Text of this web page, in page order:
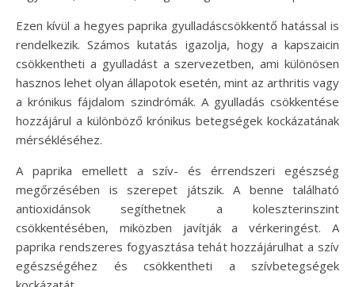
Ezen kívül a hegyes paprika gyulladáscsökkentő hatással is
rendelkezik. Számos kutatás igazolja, hogy a kapszaicin
csökkentheti a gyulladást a szervezetben, ami különösen
hasznos lehet olyan állapotok esetén, mint az arthritis vagy
a krónikus fájdalom szindrómák. A gyulladás csökkentése
hozzájárul a különböző krónikus betegségek kockázatának
mérsékléséhez.
A paprika emellett a szív- és érrendszeri egészség
megőrzésében is szerepet játszik. A benne található
antioxidánsok segíthetnek a koleszterinszint
csökkentésében, miközben javítják a vérkeringést. A
paprika rendszeres fogyasztása tehát hozzájárulhat a szív
egészségéhez és csökkentheti a szívbetegségek